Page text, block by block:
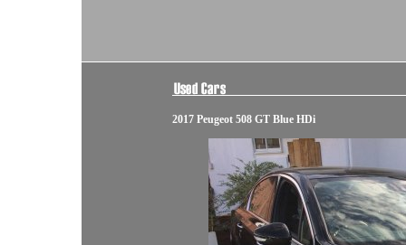
2017 Peugeot 508 GT Blue HDi